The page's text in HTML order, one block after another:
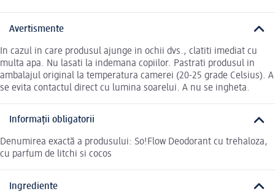
Avertismente
In cazul in care produsul ajunge in ochii dvs., clatiti imediat cu
multa apa. Nu lasati la indemana copiilor. Pastrati produsul in
ambalajul original la temperatura camerei (20-25 grade Celsius). A
se evita contactul direct cu lumina soarelui. A nu se ingheta.
Informații obligatorii
Denumirea exactă a produsului: So!Flow Deodorant cu trehaloza,
cu parfum de litchi si cocos
Ingrediente